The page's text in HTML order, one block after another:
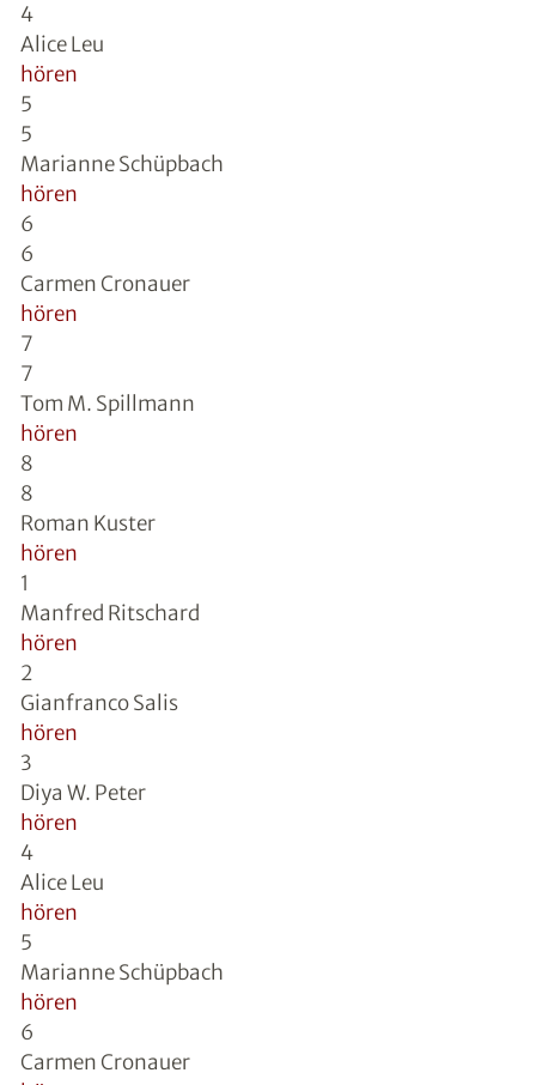
4
Alice Leu
hören
5
5
Marianne Schüpbach
hören
6
6
Carmen Cronauer
hören
7
7
Tom M. Spillmann
hören
8
8
Roman Kuster
hören
1
Manfred Ritschard
hören
2
Gianfranco Salis
hören
3
Diya W. Peter
hören
4
Alice Leu
hören
5
Marianne Schüpbach
hören
6
Carmen Cronauer